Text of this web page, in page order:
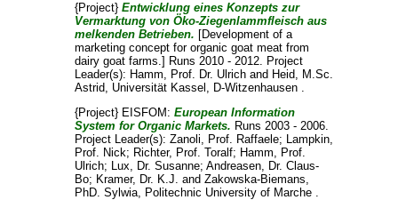
{Project} Entwicklung eines Konzepts zur
Vermarktung von Öko-Ziegenlammfleisch aus
melkenden Betrieben. [Development of a
marketing concept for organic goat meat from
dairy goat farms.] Runs 2010 - 2012. Project
Leader(s): Hamm, Prof. Dr. Ulrichand Heid, M.Sc.
Astrid, Universität Kassel, D-Witzenhausen .
{Project} EISFOM: European Information
System for Organic Markets. Runs 2003 - 2006.
Project Leader(s): Zanoli, Prof. Raffaele; Lampkin,
Prof. Nick; Richter, Prof. Toralf; Hamm, Prof.
Ulrich; Lux, Dr. Susanne; Andreasen, Dr. Claus-
Bo; Kramer, Dr. K.J. and Zakowska-Biemans,
PhD. Sylwia, Politechnic University of Marche .